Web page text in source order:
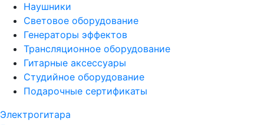
Наушники
Световое оборудование
Генераторы эффектов
Трансляционное оборудование
Гитарные аксессуары
Студийное оборудование
Подарочные сертификаты
Электрогитара